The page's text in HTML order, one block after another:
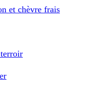
et chèvre frais